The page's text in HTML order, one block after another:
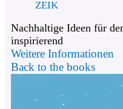
ZEIK
Nachhaltige Ideen für
inspirierend
Weitere Informationen
Back to the books